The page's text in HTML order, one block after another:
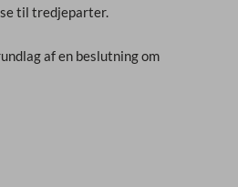
til tredjeparter.
af en beslutning om